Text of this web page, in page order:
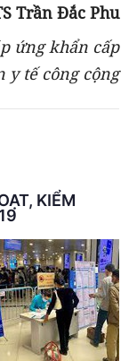
Trần Đắc Phu
ứng khẩn cấp
y tế công cộng
KIỂM